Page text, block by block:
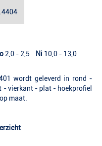
2,0 - 2,5 Ni 10,0 - 13,0
wordt geleverd in rond -
- vierkant - plat - hoekprofiel
maat.